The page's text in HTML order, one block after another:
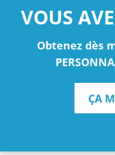
VOUS
Obtenez dès
ÇA